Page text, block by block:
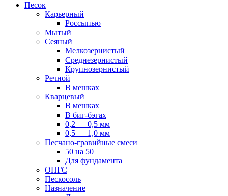
Песок
Карьерный
Россыпью
Мытый
Сеяный
Мелкозернистый
Среднезернистый
Крупнозернистый
Речной
В мешках
Кварцевый
В мешках
В биг-бэгах
0,2 — 0,5 мм
0,5 — 1,0 мм
Песчано-гравийные смеси
50 на 50
Для фундамента
ОПГС
Пескосоль
Назначение